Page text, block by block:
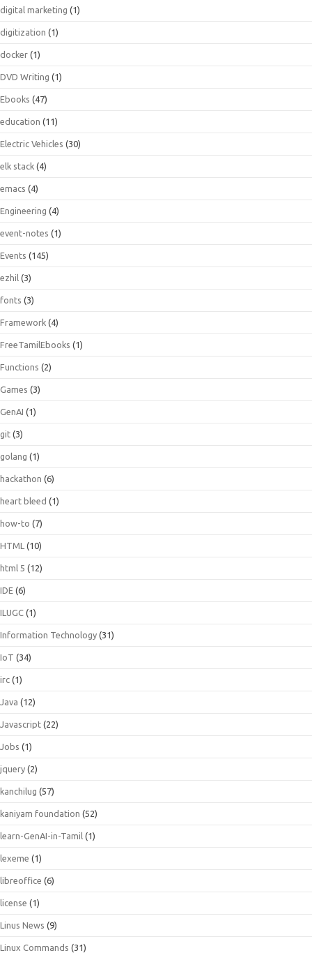
digital marketing (1)
digitization (1)
docker (1)
DVD Writing (1)
Ebooks (47)
education (11)
Electric Vehicles (30)
elk stack (4)
emacs (4)
Engineering (4)
event-notes (1)
Events (145)
ezhil (3)
fonts (3)
Framework (4)
FreeTamilEbooks (1)
Functions (2)
Games (3)
GenAI (1)
git (3)
golang (1)
hackathon (6)
heart bleed (1)
how-to (7)
HTML (10)
html 5 (12)
IDE (6)
ILUGC (1)
Information Technology (31)
IoT (34)
irc (1)
Java (12)
Javascript (22)
Jobs (1)
jquery (2)
kanchilug (57)
kaniyam foundation (52)
learn-GenAI-in-Tamil (1)
lexeme (1)
libreoffice (6)
license (1)
Linus News (9)
Linux Commands (31)